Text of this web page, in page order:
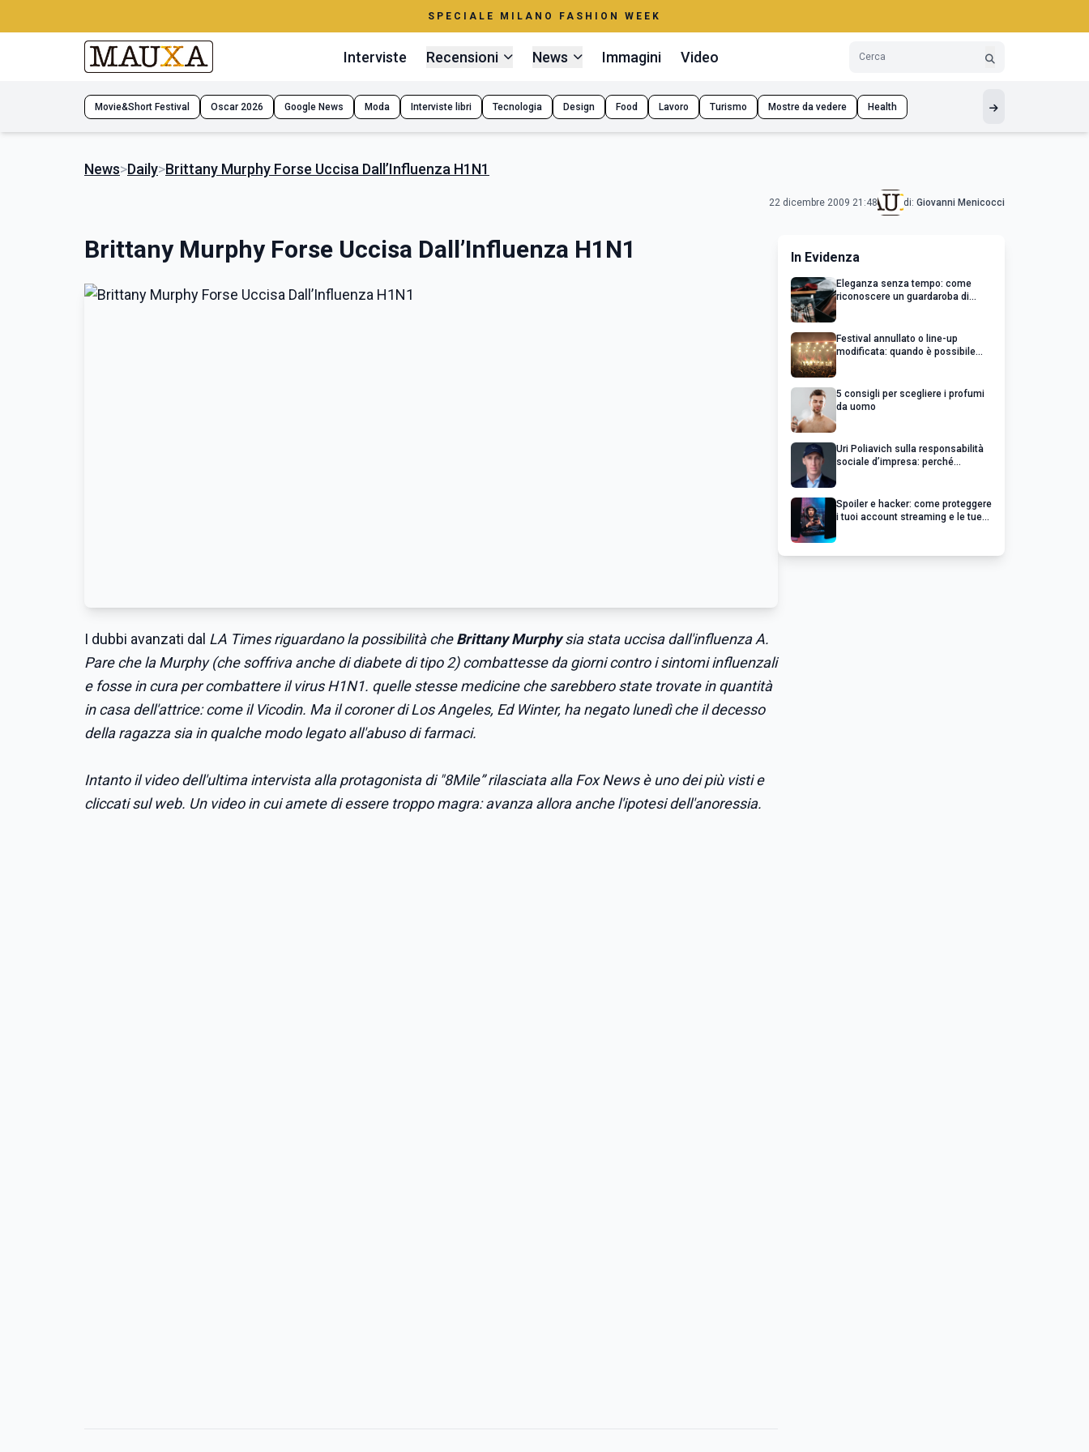
SPECIALE MILANO FASHION WEEK
Interviste Recensioni News Immagini Video
Movie&Short Festival Oscar 2026 Google News Moda Interviste libri Tecnologia Design Food Lavoro Turismo Mostre da vedere Health
News>Daily>Brittany Murphy Forse Uccisa Dall’Influenza H1N1
22 dicembre 2009 21:48 di: Giovanni Menicocci
Brittany Murphy Forse Uccisa Dall’Influenza H1N1
I dubbi avanzati dal LA Times riguardano la possibilità cheBrittany Murphysia stata uccisa dall'influenza A.
Pare che la Murphy (che soffriva anche di diabete di tipo 2) combattesse da giorni contro i sintomi influenzali
e fosse in cura per combattere il virus H1N1. quelle stesse medicine che sarebbero state trovate in quantità
in casa dell'attrice: come il Vicodin. Ma il coroner di Los Angeles, Ed Winter, ha negato lunedì che il decesso
della ragazza sia in qualche modo legato all'abuso di farmaci.
Intanto il video dell'ultima intervista alla protagonista di "8Mile” rilasciata alla Fox News è uno dei più visti e
cliccati sul web. Un video in cui amete di essere troppo magra: avanza allora anche l'ipotesi dell'anoressia.
In Evidenza
Eleganza senza tempo: come
riconoscere un guardaroba di
Festival annullato o line-up
modificata: quando è possibile
5 consigli per scegliere i profumi
da uomo
Uri Poliavich sulla responsabilità
sociale d’impresa: perché
Spoiler e hacker: come proteggere
i tuoi account streaming e le tue